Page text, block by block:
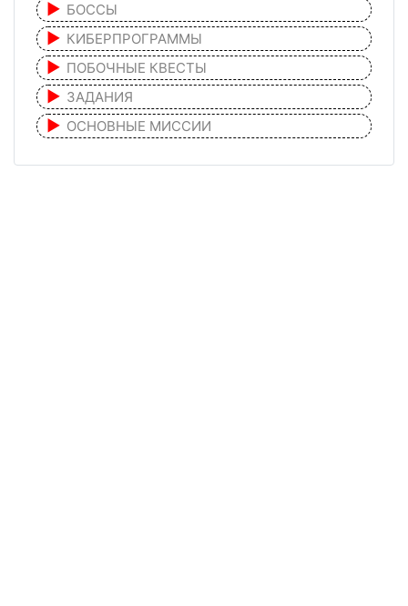
БОССЫ
КИБЕРПРОГРАММЫ
ПОБОЧНЫЕ КВЕСТЫ
ЗАДАНИЯ
ОСНОВНЫЕ МИССИИ